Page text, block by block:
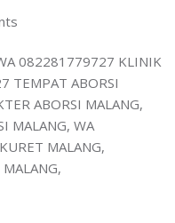
082281779727 KLINIK
TEMPAT ABORSI
ABORSI MALANG,
MALANG, WA
MALANG,